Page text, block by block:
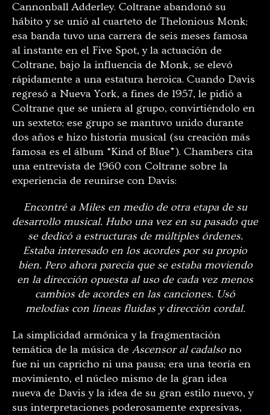
Cannonball Adderley. Coltrane abandonó su
hábito y se unió al cuarteto de Thelonious Monk;
esa banda tuvo una carrera de seis meses famosa
al instante en el Five Spot, y la actuación de
Coltrane, bajo la influencia de Monk, se elevó
rápidamente a una estatura heroica. Cuando Davis
regresó a Nueva York, a fines de 1957, le pidió a
Coltrane que se uniera al grupo, convirtiéndolo en
un sexteto; ese grupo se mantuvo unido durante
dos años e hizo historia musical (su creación más
famosa es el álbum “Kind of Blue”). Chambers cita
una entrevista de 1960 con Coltrane sobre la
experiencia de reunirse con Davis:
Encontré a Miles en medio de otra etapa de su
desarrollo musical. Hubo una vez en su pasado que
se dedicó a estructuras de múltiples órdenes.
Estaba interesado en los acordes por su propio
bien. Pero ahora parecía que se estaba moviendo
en la dirección opuesta al uso de cada vez menos
cambios de acordes en las canciones. Usó
melodías con líneas fluidas y dirección cordal.
La simplicidad armónica y la fragmentación
temática de la música de Ascensor al cadalsono
fue ni un capricho ni una pausa; era una teoría en
movimiento, el núcleo mismo de la gran idea
nueva de Davis y la idea de su gran estilo nuevo, y
sus interpretaciones poderosamente expresivas,